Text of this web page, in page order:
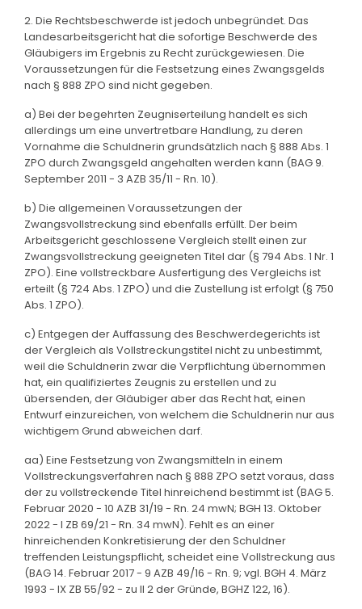
2. Die Rechtsbeschwerde ist jedoch unbegründet. Das
Landesarbeitsgericht hat die sofortige Beschwerde des
Gläubigers im Ergebnis zu Recht zurückgewiesen. Die
Voraussetzungen für die Festsetzung eines Zwangsgelds
nach § 888 ZPO sind nicht gegeben.
a) Bei der begehrten Zeugniserteilung handelt es sich
allerdings um eine unvertretbare Handlung, zu deren
Vornahme die Schuldnerin grundsätzlich nach § 888 Abs. 1
ZPO durch Zwangsgeld angehalten werden kann (BAG 9.
September 2011 - 3 AZB 35/11 - Rn. 10).
b) Die allgemeinen Voraussetzungen der
Zwangsvollstreckung sind ebenfalls erfüllt. Der beim
Arbeitsgericht geschlossene Vergleich stellt einen zur
Zwangsvollstreckung geeigneten Titel dar (§ 794 Abs. 1 Nr. 1
ZPO). Eine vollstreckbare Ausfertigung des Vergleichs ist
erteilt (§ 724 Abs. 1 ZPO) und die Zustellung ist erfolgt (§ 750
Abs. 1 ZPO).
c) Entgegen der Auffassung des Beschwerdegerichts ist
der Vergleich als Vollstreckungstitel nicht zu unbestimmt,
weil die Schuldnerin zwar die Verpflichtung übernommen
hat, ein qualifiziertes Zeugnis zu erstellen und zu
übersenden, der Gläubiger aber das Recht hat, einen
Entwurf einzureichen, von welchem die Schuldnerin nur aus
wichtigem Grund abweichen darf.
aa) Eine Festsetzung von Zwangsmitteln in einem
Vollstreckungsverfahren nach § 888 ZPO setzt voraus, dass
der zu vollstreckende Titel hinreichend bestimmt ist (BAG 5.
Februar 2020 - 10 AZB 31/19 - Rn. 24 mwN; BGH 13. Oktober
2022 - I ZB 69/21 - Rn. 34 mwN). Fehlt es an einer
hinreichenden Konkretisierung der den Schuldner
treffenden Leistungspflicht, scheidet eine Vollstreckung aus
(BAG 14. Februar 2017 - 9 AZB 49/16 - Rn. 9; vgl. BGH 4. März
1993 - IX ZB 55/92 - zu II 2 der Gründe, BGHZ 122, 16).